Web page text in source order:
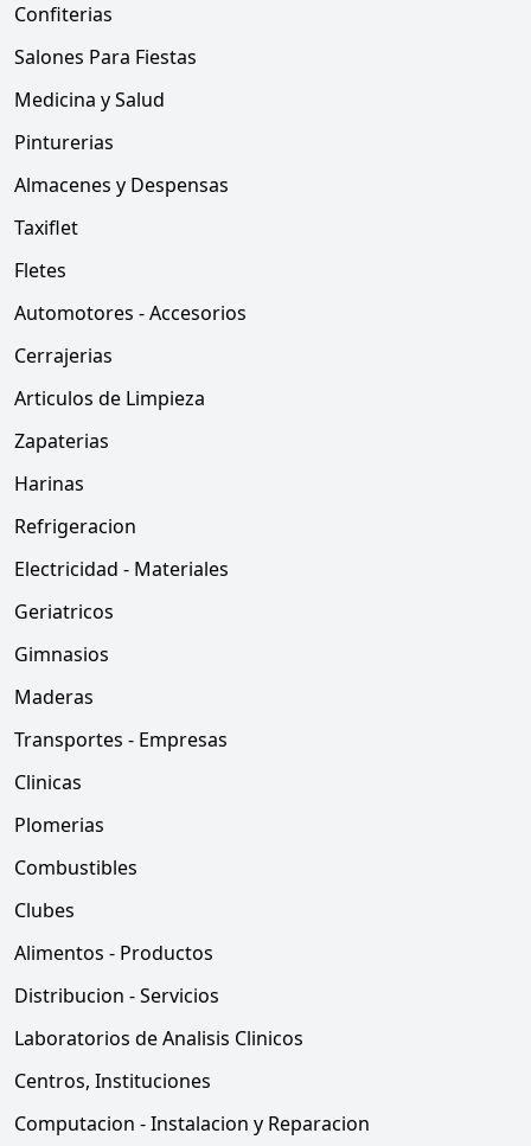
Confiterias
Salones Para Fiestas
Medicina y Salud
Pinturerias
Almacenes y Despensas
Taxiflet
Fletes
Automotores - Accesorios
Cerrajerias
Articulos de Limpieza
Zapaterias
Harinas
Refrigeracion
Electricidad - Materiales
Geriatricos
Gimnasios
Maderas
Transportes - Empresas
Clinicas
Plomerias
Combustibles
Clubes
Alimentos - Productos
Distribucion - Servicios
Laboratorios de Analisis Clinicos
Centros, Instituciones
Computacion - Instalacion y Reparacion